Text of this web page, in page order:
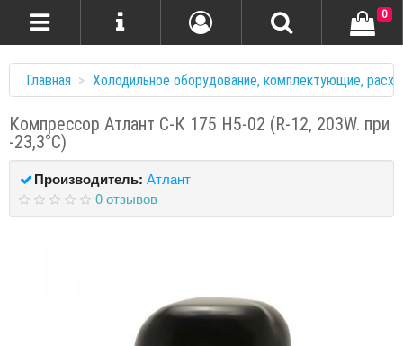
0
Главная Холодильное оборудование, комплектующие,
Компрессор Атлант С-К 175 Н5-02 (R-12, 203W. при
-23,3°C)
Производитель: Атлант
0 отзывов